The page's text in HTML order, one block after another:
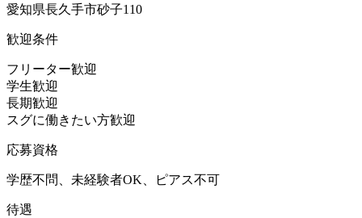
愛知県長久手市砂子110
歓迎条件
フリーター歓迎
学生歓迎
長期歓迎
スグに働きたい方歓迎
応募資格
学歴不問、未経験者OK、ピアス不可
待遇